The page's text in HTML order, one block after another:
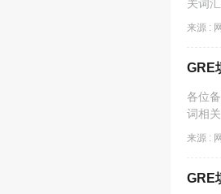
关词
来源 :
GRE
各位
词相
来源 :
GRE